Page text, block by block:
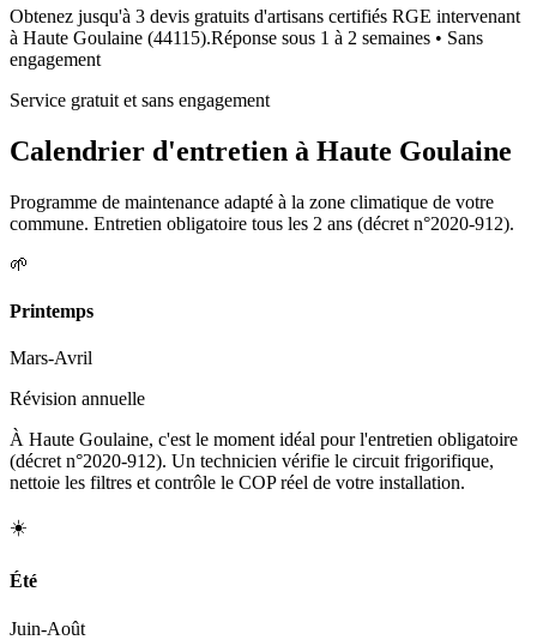
Obtenez jusqu'à 3 devis gratuits d'artisans certifiés RGE intervenant
à Haute Goulaine (44115).Réponse sous 1 à 2 semaines • Sans
engagement
Service gratuit et sans engagement
Calendrier d'entretien à Haute Goulaine
Programme de maintenance adapté à la zone climatique de votre
commune. Entretien obligatoire tous les 2 ans (décret n°2020-912).
🌱
Printemps
Mars-Avril
Révision annuelle
À Haute Goulaine, c'est le moment idéal pour l'entretien obligatoire
(décret n°2020-912). Un technicien vérifie le circuit frigorifique,
nettoie les filtres et contrôle le COP réel de votre installation.
☀️
Été
Juin-Août